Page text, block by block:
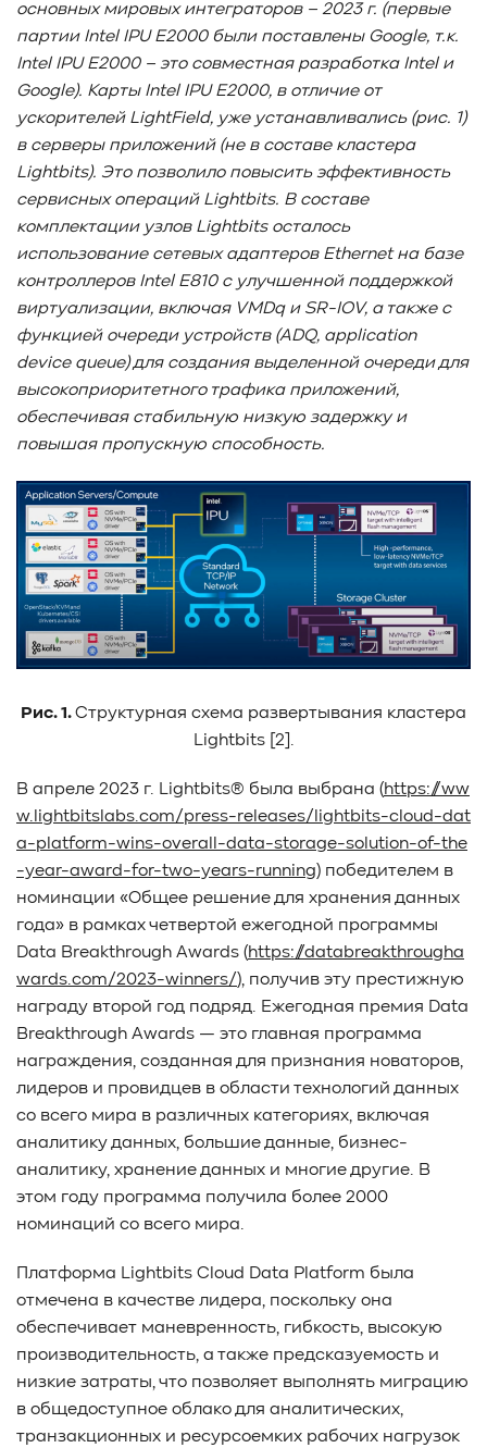
#Резервное копирование
#стандарт
#DRAM-кэш
#EPO-safe cache
#ArmorCache
#Mode Page 08h
#Linux #ZFS
#Western Digital OptiNAND
##checkpoint
#Безопасность
#SMR
#Shingled Magnetic Recording
#NAS
#DM-SMR #HM-SMR #FDP
#RAID Offload
#Kioxia
основных мировых интеграторов – 2023 г. (первые
партии IntelIPUE2000 были поставлены Google, т.к.
IntelIPUE2000 – это совместная разработка Intelи
Google). Карты IntelIPUE2000, в отличие от
ускорителей LightField, уже устанавливались (рис. 1)
в серверы приложений (не в составе кластера
Lightbits). Это позволило повысить эффективность
сервисных операций Lightbits. В составе
комплектации узлов Lightbitsосталось
использование сетевых адаптеров Ethernetна базе
контроллеров IntelE810 с улучшенной поддержкой
виртуализации, включая VMDqи SR-IOV, а также с
функцией очереди устройств (ADQ, application
devicequeue) для создания выделенной очереди для
высокоприоритетного трафика приложений,
обеспечивая стабильную низкую задержку и
повышая пропускную способность.
Рис. 1.Структурная схема развертывания кластера
Lightbits [2].
В апреле 2023 г. Lightbits® была выбрана (https://ww
w.lightbitslabs.com/press-releases/lightbits-cloud-dat
a-platform-wins-overall-data-storage-solution-of-the
-year-award-for-two-years-running) победителем в
номинации «Общее решение для хранения данных
года» в рамках четвертой ежегодной программы
Data Breakthrough Awards (https://databreakthrougha
wards.com/2023-winners/), получив эту престижную
награду второй год подряд. Ежегодная премия Data
Breakthrough Awards — это главная программа
награждения, созданная для признания новаторов,
лидеров и провидцев в области технологий данных
со всего мира в различных категориях, включая
аналитику данных, большие данные, бизнес-
аналитику, хранение данных и многие другие. В
этом году программа получила более 2000
номинаций со всего мира.
Платформа Lightbits Cloud Data Platform была
отмечена в качестве лидера, поскольку она
обеспечивает маневренность, гибкость, высокую
производительность, а также предсказуемость и
низкие затраты, что позволяет выполнять миграцию
в общедоступное облако для аналитических,
транзакционных и ресурсоемких рабочих нагрузок